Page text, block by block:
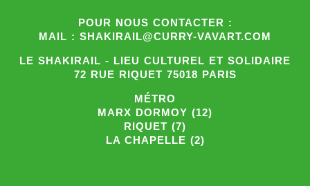
POUR NOUS CONTACTER :
MAIL : SHAKIRAIL@CURRY-VAVART.COM
LE SHAKIRAIL - LIEU CULTUREL ET SOLIDAIRE
72 RUE RIQUET 75018 PARIS
MÉTRO
MARX DORMOY (12)
RIQUET (7)
LA CHAPELLE (2)